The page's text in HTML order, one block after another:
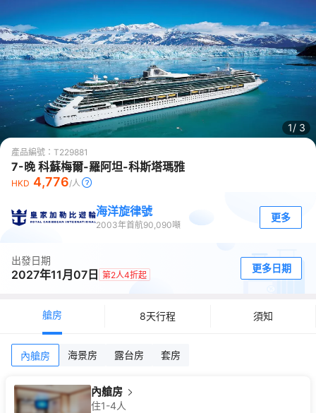
1/ 3
產品編號： T229881
7-晚 科蘇梅爾-羅阿坦-科斯塔瑪雅
HKD 4,776/人
海洋旋律號
2003年首航90,090噸
更多
出發日期
2027年11月07日 第2人4折起
更多日期
艙房 8天行程 須知
內艙房 海景房 露台房 套房
內艙房
住1-4人